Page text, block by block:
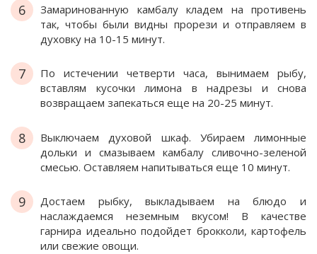
6
Замаринованную камбалу кладем на противень
так, чтобы были видны прорези и отправляем в
духовку на 10-15 минут.
7
По истечении четверти часа, вынимаем рыбу,
вставлям кусочки лимона в надрезы и снова
возвращаем запекаться еще на 20-25 минут.
8
Выключаем духовой шкаф. Убираем лимонные
дольки и смазываем камбалу сливочно-зеленой
смесью. Оставляем напитываться еще 10 минут.
9
Достаем рыбку, выкладываем на блюдо и
наслаждаемся неземным вкусом! В качестве
гарнира идеально подойдет брокколи, картофель
или свежие овощи.